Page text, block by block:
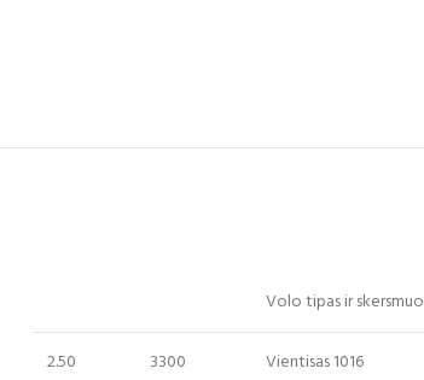
Volo tipas ir skersmuo
2.50 3300 Vientisas 1016